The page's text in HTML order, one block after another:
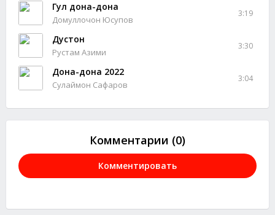
Гул дона-дона
Домуллочон Юсупов
3:19
Дустон
Рустам Азими
3:30
Дона-дона 2022
Сулаймон Сафаров
3:04
Комментарии (0)
Комментировать